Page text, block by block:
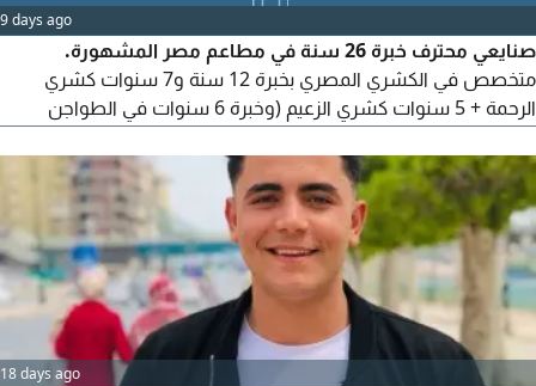
9 days ago
صنايعي محترف خبرة 26 سنة في مطاعم مصر المشهورة.
متخصص في الكشري المصري بخبرة 12 سنة و7 سنوات كشري
الرحمة + 5 سنوات كشري الزعيم (وخبرة 6 سنوات في الطواجن
بمطاعم مؤمن. أتقن التسوية والتحضير والتجهيز والنظافة
18 days ago